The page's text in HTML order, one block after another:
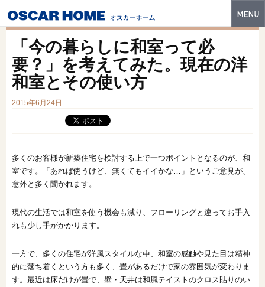
特長
性能・技術
建築実例
販売中の物件
スマートセレクト
土地情報
オンライン相談会
「今の暮らしに和室って必
要？」を考えてみた。現在の洋
和室とその使い方
2015年6月24日
多くのお客様が新築住宅を検討する上で一つポイントとなるのが、和
室です。「あれば使うけど、無くてもイイかな…」というご意見が、
意外と多く聞かれます。
現代の生活では和室を使う機会も減り、フローリングと違ってお手入
れも少し手がかかります。
一方で、多くの住宅が洋風スタイルな中、和室の感触や見た目は精神
的に落ち着くという方も多く、畳があるだけで家の雰囲気が変わりま
す。最近は床だけが畳で、壁・天井は和風テイストのクロス貼りのい